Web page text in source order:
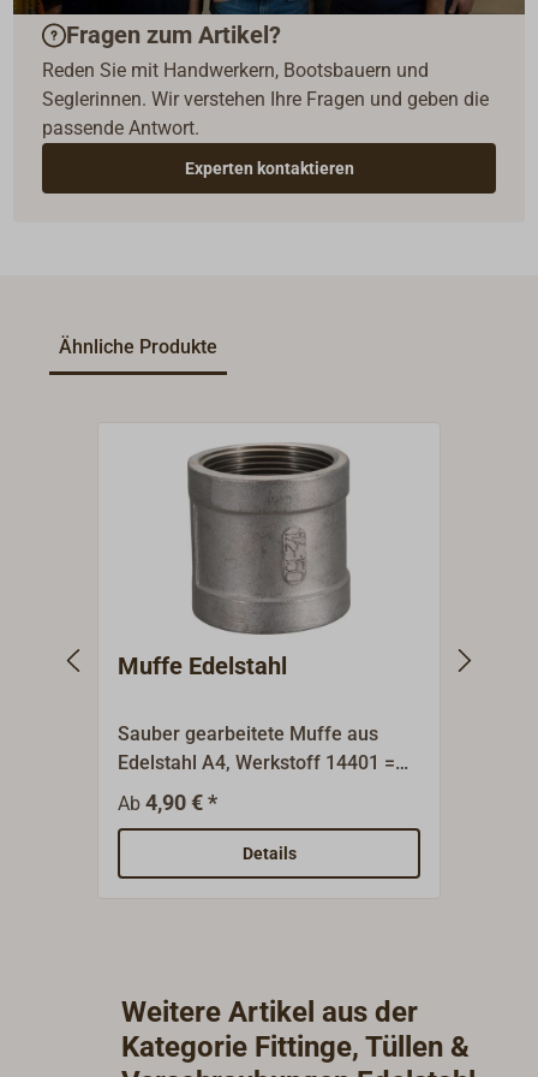
Fragen zum Artikel?
Reden Sie mit Handwerkern, Bootsbauern und
Seglerinnen. Wir verstehen Ihre Fragen und geben die
passende Antwort.
Experten kontaktieren
Ähnliche Produkte
Muffe Edelstahl
Sauber gearbeitete Muffe aus
Edelstahl A4, Werkstoff 14401 =
AISI 316). Die angegebene
Gewindegröße in BSP ist die
Nenngröße und entspricht nicht
dem Gewindedurchmesser.
Ab4,90 € *
Details
Weitere Artikel aus der
Kategorie Fittinge, Tüllen &